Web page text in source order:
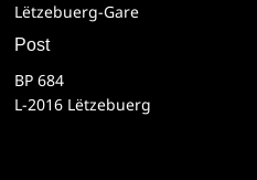
Lëtzebuerg-Gare
Post
BP 684
L-2016 Lëtzebuerg